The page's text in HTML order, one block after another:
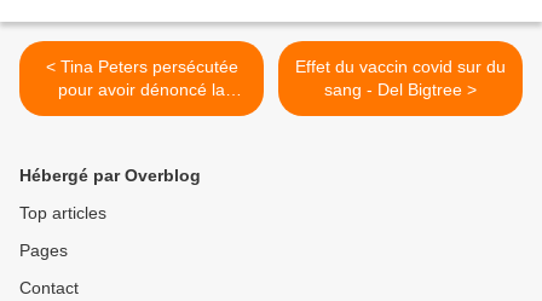
< Tina Peters persécutée
pour avoir dénoncé la
fraude électorale
Effet du vaccin covid sur du
sang - Del Bigtree >
Hébergé par Overblog
Top articles
Pages
Contact